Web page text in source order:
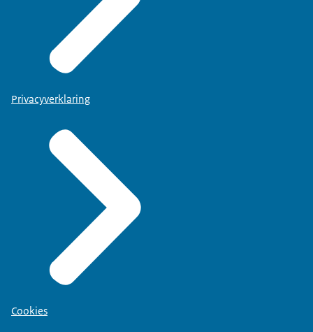
Privacyverklaring
Cookies